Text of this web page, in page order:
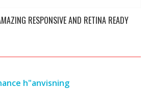
RESPONSIVE AND RETINA READY
h"anvisning